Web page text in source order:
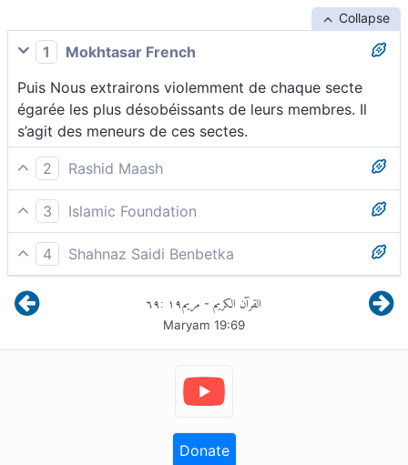
Collapse
1
Mokhtasar French
Puis Nous extrairons violemment de chaque secte
égarée les plus désobéissants de leurs membres. Il
s’agit des meneurs de ces sectes.
2
Rashid Maash
69 Nous arracherons alors de chaque groupe ceux
qui furent les plus rebelles au Tout
Miséricordieux[800].
exégètes.
3
Islamic Foundation
Nous détacherons de chaque groupe ceux qui étaient
les plus acharnés[311] contre le Tout Clément
4
Shahnaz Saidi Benbetka
puis Nous arracherons à chaque groupe, ceux qui
auront été les plus arrogants à l’égard du
القرآن الكريم - مريم١٩ :٦٩
Maryam 19:69
Donate